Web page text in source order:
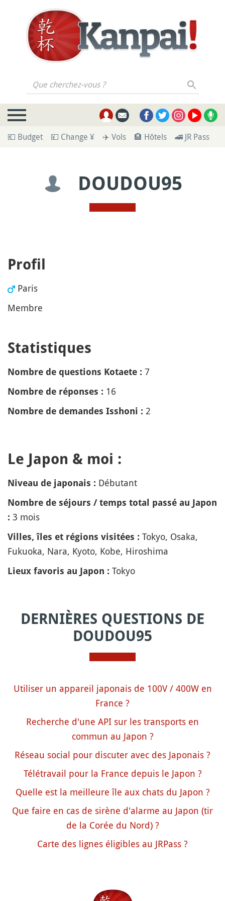
Que cherchez-vous ?
💶 Budget 💴 Change ¥ ✈️ Vols 🏨 Hôtels 🚄 JR Pass
DOUDOU95
Profil
Paris
Membre
Statistiques
Nombre de questions Kotaete : 7
Nombre de réponses : 16
Nombre de demandes Isshoni : 2
Le Japon & moi :
Niveau de japonais : Débutant
Nombre de séjours / temps total passé au Japon
: 3 mois
Villes, îles et régions visitées : Tokyo, Osaka,
Fukuoka, Nara, Kyoto, Kobe, Hiroshima
Lieux favoris au Japon : Tokyo
DERNIÈRES QUESTIONS DE
DOUDOU95
Utiliser un appareil japonais de 100V / 400W en
France ?
Recherche d'une API sur les transports en
commun au Japon ?
Réseau social pour discuter avec des Japonais ?
Télétravail pour la France depuis le Japon ?
Quelle est la meilleure île aux chats du Japon ?
Que faire en cas de sirène d'alarme au Japon (tir
de la Corée du Nord) ?
Carte des lignes éligibles au JRPass ?